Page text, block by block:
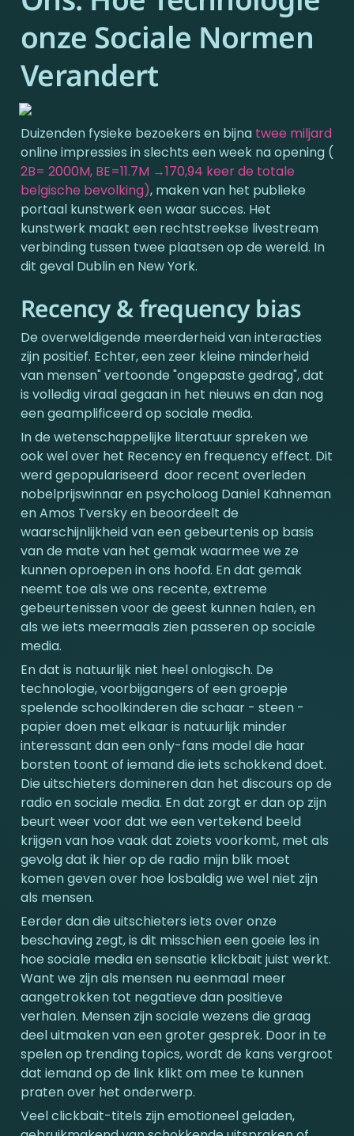
onze Sociale Normen
Verandert
Duizenden fysieke bezoekers en bijna twee miljard
online impressies in slechts een week na opening (
2B= 2000M, BE=11.7M →170,94 keer de totale
belgische bevolking), maken van het publieke
portaal kunstwerk een waar succes. Het
kunstwerk maakt een rechtstreekse livestream
verbinding tussen twee plaatsen op de wereld. In
dit geval Dublin en New York.
Recency & frequency bias
De overweldigende meerderheid van interacties
zijn positief. Echter, een zeer kleine minderheid
van mensen" vertoonde "ongepaste gedrag", dat
is volledig viraal gegaan in het nieuws en dan nog
een geamplificeerd op sociale media.
In de wetenschappelijke literatuur spreken we
ook wel over het Recency en frequency effect. Dit
werd gepopulariseerd  door recent overleden
nobelprijswinnar en psycholoog Daniel Kahneman
en Amos Tversky en beoordeelt de
waarschijnlijkheid van een gebeurtenis op basis
van de mate van het gemak waarmee we ze
kunnen oproepen in ons hoofd. En dat gemak
neemt toe als we ons recente, extreme
gebeurtenissen voor de geest kunnen halen, en
als we iets meermaals zien passeren op sociale
media.
En dat is natuurlijk niet heel onlogisch. De
technologie, voorbijgangers of een groepje
spelende schoolkinderen die schaar - steen -
papier doen met elkaar is natuurlijk minder
interessant dan een only-fans model die haar
borsten toont of iemand die iets schokkend doet.
Die uitschieters domineren dan het discours op de
radio en sociale media. En dat zorgt er dan op zijn
beurt weer voor dat we een vertekend beeld
krijgen van hoe vaak dat zoiets voorkomt, met als
gevolg dat ik hier op de radio mijn blik moet
komen geven over hoe losbaldig we wel niet zijn
als mensen.
Eerder dan die uitschieters iets over onze
beschaving zegt, is dit misschien een goeie les in
hoe sociale media en sensatie klickbait juist werkt.
Want we zijn als mensen nu eenmaal meer
aangetrokken tot negatieve dan positieve
verhalen. Mensen zijn sociale wezens die graag
deel uitmaken van een groter gesprek. Door in te
spelen op trending topics, wordt de kans vergroot
dat iemand op de link klikt om mee te kunnen
praten over het onderwerp.
Veel clickbait-titels zijn emotioneel geladen,